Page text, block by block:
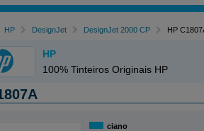
HP DesignJet DesignJet 2000 CP HP
HP
100% Tinteiros Originais HP
ciano